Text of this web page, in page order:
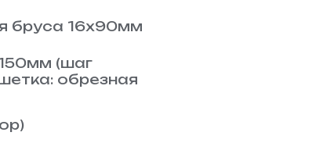
бруса 16х90мм
(шаг
обрезная